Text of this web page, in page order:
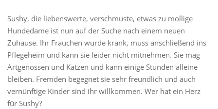
Sushy, die liebenswerte, verschmuste, etwas zu mollige
Hundedame ist nun auf der Suche nach einem neuen
Zuhause. Ihr Frauchen wurde krank, muss anschließend ins
Pflegeheim und kann sie leider nicht mitnehmen. Sie mag
Artgenossen und Katzen und kann einige Stunden alleine
bleiben. Fremden begegnet sie sehr freundlich und auch
vernünftige Kinder sind ihr willkommen. Wer hat ein Herz
für Sushy?